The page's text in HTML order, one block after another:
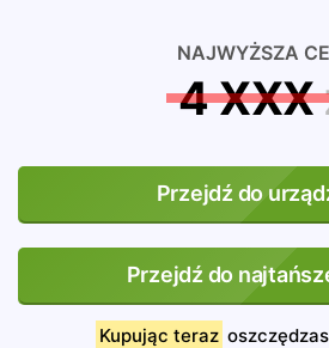
NAJWYŻSZA
4 XXX
Przejdź do
Przejdź do
Kupując teraz